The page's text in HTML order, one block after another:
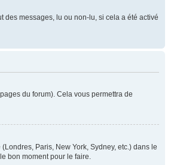
des messages, lu ou non-lu, si cela a été activé
du forum). Cela vous permettra de
Paris, New York, Sydney, etc.) dans le
bon moment pour le faire.